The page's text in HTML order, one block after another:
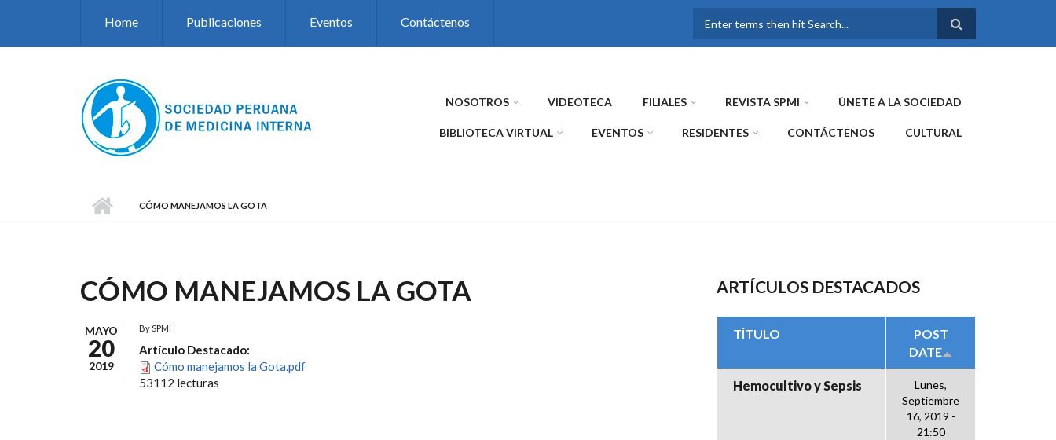
Home Publicaciones Eventos Contáctenos
FORMULARIO DE
NOSOTROS VIDEOTECA FILIALES REVISTA SPMI ÚNETE A LA SOCIEDAD
BIBLIOTECA VIRTUAL EVENTOS RESIDENTES CONTÁCTENOS CULTURAL
CÓMO MANEJAMOS LA GOTA
CÓMO MANEJAMOS LA GOTA
MAYO
20
2019
BySPMI
Artículo Destacado:
Cómo manejamos la Gota.pdf
53112 lecturas
ARTÍCULOS DESTACADOS
TÍTULO
POST
DATE
Hemocultivo y Sepsis
Lunes,
Septiembre
16, 2019 -
21:50